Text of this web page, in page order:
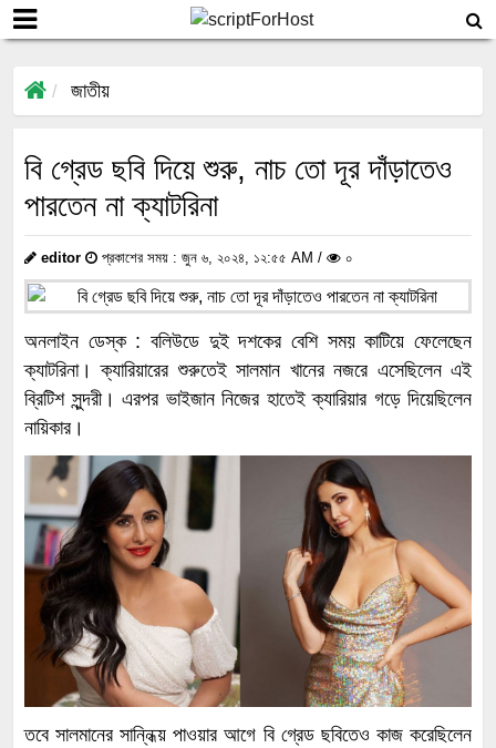
জাতীয়
বি গ্রেড ছবি দিয়ে শুরু, নাচ তো দূর দাঁড়াতেও
পারতেন না ক্যাটরিনা
editor প্রকাশের সময় : জুন ৬, ২০২৪, ১২:৫৫ AM / ০
অনলাইন ডেস্ক : বলিউডে দুই দশকের বেশি সময় কাটিয়ে ফেলেছেন
ক্যাটরিনা। ক্যারিয়ারের শুরুতেই সালমান খানের নজরে এসেছিলেন এই
ব্রিটিশ সুন্দরী। এরপর ভাইজান নিজের হাতেই ক্যারিয়ার গড়ে দিয়েছিলেন
নায়িকার।
তবে সালমানের সান্নিধ্য় পাওয়ার আগে বি গ্রেড ছবিতেও কাজ করেছিলেন